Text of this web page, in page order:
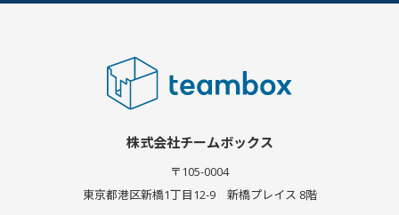
株式会社チームボックス
〒105-0004
東京都港区新橋1丁目12-9 新橋プレイス 8階